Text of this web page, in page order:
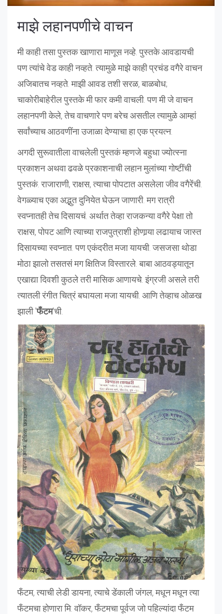
माझे लहानपणीचे वाचन
मी काही तसा पुस्तक खाणारा माणूस नव्हे. पुस्तके आवडायची
पण त्यांचे वेड काही नव्हते. त्यामुळे माझे काही प्रचंड वगैरे वाचन
अजिबातच नव्हते. माझी आवड तशी सरळ, बाळबोध;
चाकोरीबाहेरील पुस्तके मी फार कमी वाचली. पण मी जे वाचन
लहानपणी केले, तेच वाचणारे पण बरेच असतील त्यामुळे आम्हां
सर्वांच्याच आठवणींना उजाळा देण्याचा हा एक प्रयत्न.
अगदी सुरूवातीला वाचलेली पुस्तकं म्हणजे बहुधा ज्योत्स्ना
प्रकाशन अथवा ढवळे प्रकाशनाची लहान मुलांच्या गोष्टींची
पुस्तकं. राजाराणी, राक्षस, त्याचा पोपटात असलेला जीव वगैरेंची.
वेगळ्याच एका अद्भुत दुनियेत घेऊन जाणारी. मग रात्री
स्वप्नातही तेच दिसायचं. अर्थात तेव्हा राजकन्या वगैरे पेक्षा तो
राक्षस, पोपट आणि त्याच्या राजपुत्राशी होणार्‍या लढायाच जास्त
दिसायच्या स्वप्नात. पण एकंदरीत मजा यायची. जसजसा थोडा
मोठा झालो तसतसं मग क्षितिज विस्तारले. बाबा आठवड्यातून
एखाद्या दिवशी कुठले तरी मासिक आणायचे. इंग्रजी असले तरी
त्यातली रंगीत चित्रं बघायला मजा यायची. आणि तेव्हाच ओळख
झाली 'फँटम'ची.
फँटम, त्याची लेडी डायना, त्याचे डेंकाली जंगल, मधून मधून त्या
फँटमचा होणारा मि. वॉकर, फँटमचा पूर्वज जो पहिल्यांदा फँटम